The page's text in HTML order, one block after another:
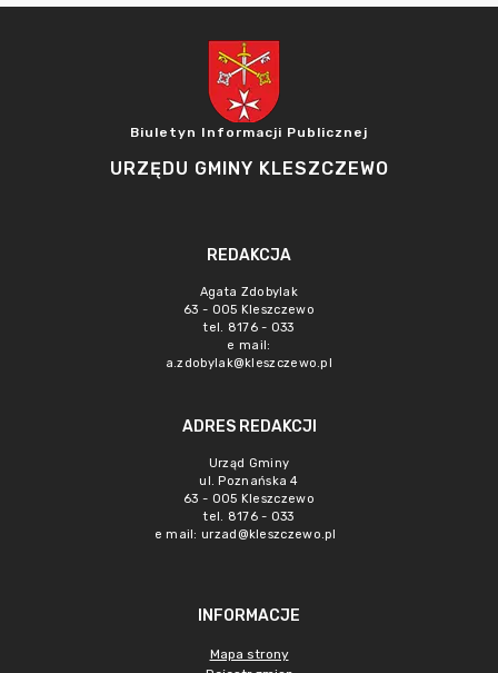
Biuletyn Informacji Publicznej
URZĘDU GMINY KLESZCZEWO
REDAKCJA
Agata Zdobylak
63 - 005 Kleszczewo
tel. 8176 - 033
e mail:
a.zdobylak@kleszczewo.pl
ADRES REDAKCJI
Urząd Gminy
ul. Poznańska 4
63 - 005 Kleszczewo
tel. 8176 - 033
e mail: urzad@kleszczewo.pl
INFORMACJE
Mapa strony